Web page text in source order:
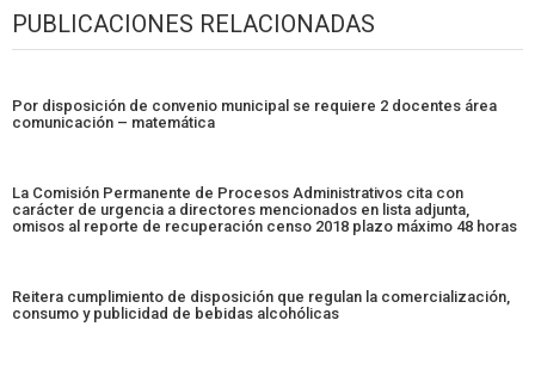
PUBLICACIONES RELACIONADAS
Por disposición de convenio municipal se requiere 2 docentes área
comunicación – matemática
La Comisión Permanente de Procesos Administrativos cita con
carácter de urgencia a directores mencionados en lista adjunta,
omisos al reporte de recuperación censo 2018 plazo máximo 48 horas
Reitera cumplimiento de disposición que regulan la comercialización,
consumo y publicidad de bebidas alcohólicas